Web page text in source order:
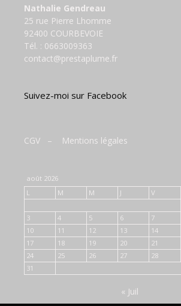
Nathalie Gendreau
25 rue Pierre Lhomme
92400 COURBEVOIE
Tél. : 0663009363
contact@prestaplume.fr
Suivez-moi sur Facebook
CGV – Mentions légales
août 2026
L
M M J V
3
4 5 6 7
10
11 12 13 14
17
18 19 20 21
24
25 26 27 28
31
« Juil